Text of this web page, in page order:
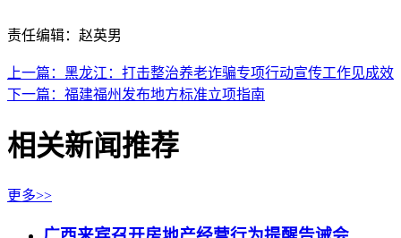
责任编辑：赵英男
上一篇：黑龙江：打击整治养老诈骗专项行动宣传工作见成效
下一篇：福建福州发布地方标准立项指南
相关新闻推荐
更多>>